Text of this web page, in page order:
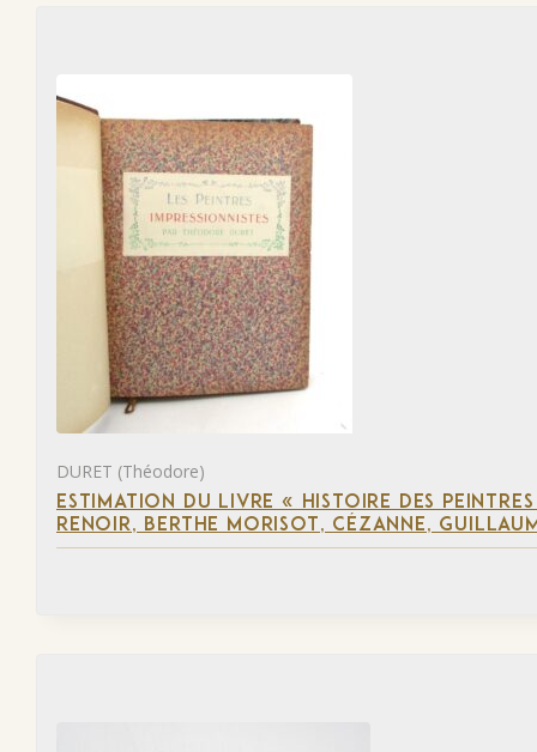
DURET (Théodore)
ESTIMATION DU LIVRE « HISTOIRE DES
RENOIR, BERTHE MORISOT, CÉZANNE,